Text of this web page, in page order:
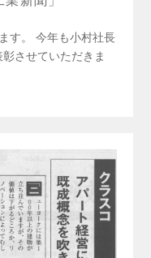
ます。 今年も小村社長
させていただきま